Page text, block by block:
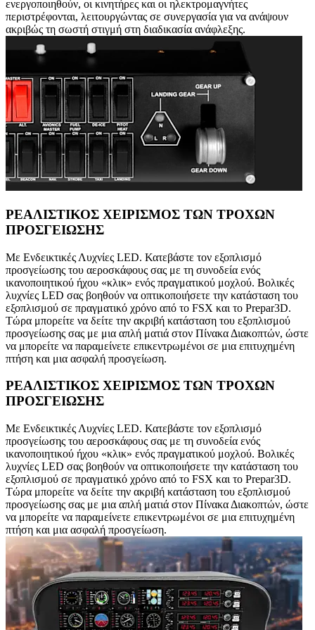
ενεργοποιηθούν, οι κινητήρες και οι ηλεκτρομαγνήτες
περιστρέφονται, λειτουργώντας σε συνεργασία για να ανάψουν
ακριβώς τη σωστή στιγμή στη διαδικασία ανάφλεξης.
ΡΕΑΛΙΣΤΙΚΟΣ ΧΕΙΡΙΣΜΟΣ ΤΩΝ ΤΡΟΧΩΝ
ΠΡΟΣΓΕΙΩΣΗΣ
Με Ενδεικτικές Λυχνίες LED. Κατεβάστε τον εξοπλισμό
προσγείωσης του αεροσκάφους σας με τη συνοδεία ενός
ικανοποιητικού ήχου «κλικ» ενός πραγματικού μοχλού. Βολικές
λυχνίες LED σας βοηθούν να οπτικοποιήσετε την κατάσταση του
εξοπλισμού σε πραγματικό χρόνο από το FSX και το Prepar3D.
Τώρα μπορείτε να δείτε την ακριβή κατάσταση του εξοπλισμού
προσγείωσης σας με μια απλή ματιά στον Πίνακα Διακοπτών, ώστε
να μπορείτε να παραμείνετε επικεντρωμένοι σε μια επιτυχημένη
πτήση και μια ασφαλή προσγείωση.
ΡΕΑΛΙΣΤΙΚΟΣ ΧΕΙΡΙΣΜΟΣ ΤΩΝ ΤΡΟΧΩΝ
ΠΡΟΣΓΕΙΩΣΗΣ
Με Ενδεικτικές Λυχνίες LED. Κατεβάστε τον εξοπλισμό
προσγείωσης του αεροσκάφους σας με τη συνοδεία ενός
ικανοποιητικού ήχου «κλικ» ενός πραγματικού μοχλού. Βολικές
λυχνίες LED σας βοηθούν να οπτικοποιήσετε την κατάσταση του
εξοπλισμού σε πραγματικό χρόνο από το FSX και το Prepar3D.
Τώρα μπορείτε να δείτε την ακριβή κατάσταση του εξοπλισμού
προσγείωσης σας με μια απλή ματιά στον Πίνακα Διακοπτών, ώστε
να μπορείτε να παραμείνετε επικεντρωμένοι σε μια επιτυχημένη
πτήση και μια ασφαλή προσγείωση.